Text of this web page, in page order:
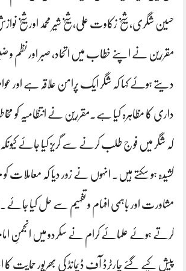
حسین شگری، شیخ زکاوت علی، شیخ شیر محمد اور شیخ
مقررین نے اپنے خطاب میں اتحاد، صبر اور نظم و ضبط
دیتے ہوئے کہا کہ شگر ایک پُرامن علاقہ ہے اور
داری کا مظاہرہ کیا ہے۔مقررین نے انتظامیہ کو
کہ شگر میں فوج طلب کرنے سے گریز کیا جائے
کشیدہ ہو سکتے ہیں۔ انہوں نے زور دیا کہ معاملات کو
مشاورت اور باہمی افہام و تفہیم سے حل کیا
کرتے ہوئے علمائے کرام نے سکردو میں انجمنِ
پیش کیے گئے چارٹرڈ آف ڈیمانڈ کی بھرپور حمایت کا